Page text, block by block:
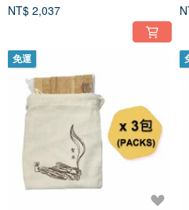
NT$ 2,037
免運